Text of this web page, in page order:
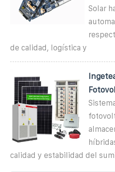
Solar
de calidad, logística y
calidad y estabilidad del